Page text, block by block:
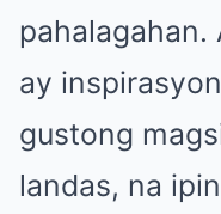
ay
gustong
landas, na